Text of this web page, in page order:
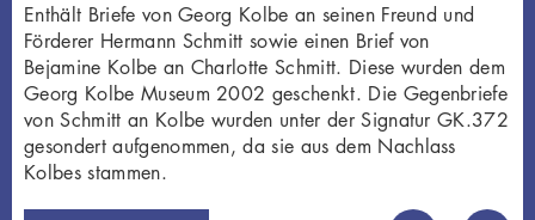
Enthält Briefe von Georg Kolbe an seinen Freund und
Förderer Hermann Schmitt sowie einen Brief von
Bejamine Kolbe an Charlotte Schmitt. Diese wurden dem
Georg Kolbe Museum 2002 geschenkt. Die Gegenbriefe
von Schmitt an Kolbe wurden unter der Signatur GK.372
gesondert aufgenommen, da sie aus dem Nachlass
Kolbes stammen.